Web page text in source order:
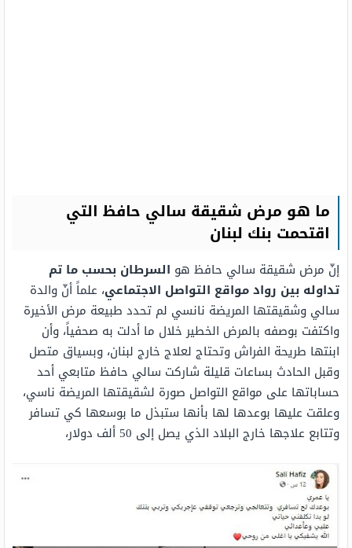
ما هو مرض شقيقة سالي حافظ التي
اقتحمت بنك لبنان
إنّ مرض شقيقة سالي حافظ هو السرطان بحسب ما تم
تداوله بين رواد مواقع التواصل الاجتماعي، علماً أنّ والدة
سالي وشقيقتها المريضة نانسي لم تحدد طبيعة مرض الأخيرة
واكتفت بوصفه بالمرض الخطير خلال ما أدلت به صحفياً، وأن
ابنتها طريحة الفراش وتحتاج لعلاج خارج لبنان، وبسياق متصل
وقبل الحادث بساعات قليلة شاركت سالي حافظ متابعي أحد
حساباتها على مواقع التواصل صورة لشقيقتها المريضة ناسي،
وعلقت عليها بوعدها لها بأنها ستبذل ما بوسعها كي تسافر
وتتابع علاجها خارج البلاد الذي يصل إلى 50 ألف دولار،